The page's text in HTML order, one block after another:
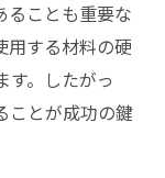
ることも重要な
用する材料の硬
す。したがっ
ことが成功の鍵